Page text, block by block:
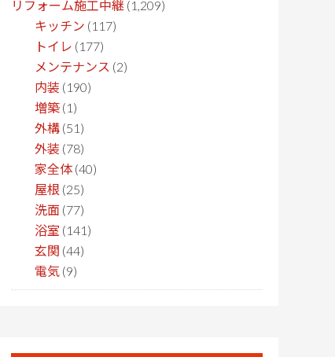
リフォーム施工中継 (1,209)
キッチン (117)
トイレ (177)
メンテナンス (2)
内装 (190)
増築 (1)
外構 (51)
外装 (78)
家全体 (40)
屋根 (25)
洗面 (77)
浴室 (141)
玄関 (44)
電気 (9)